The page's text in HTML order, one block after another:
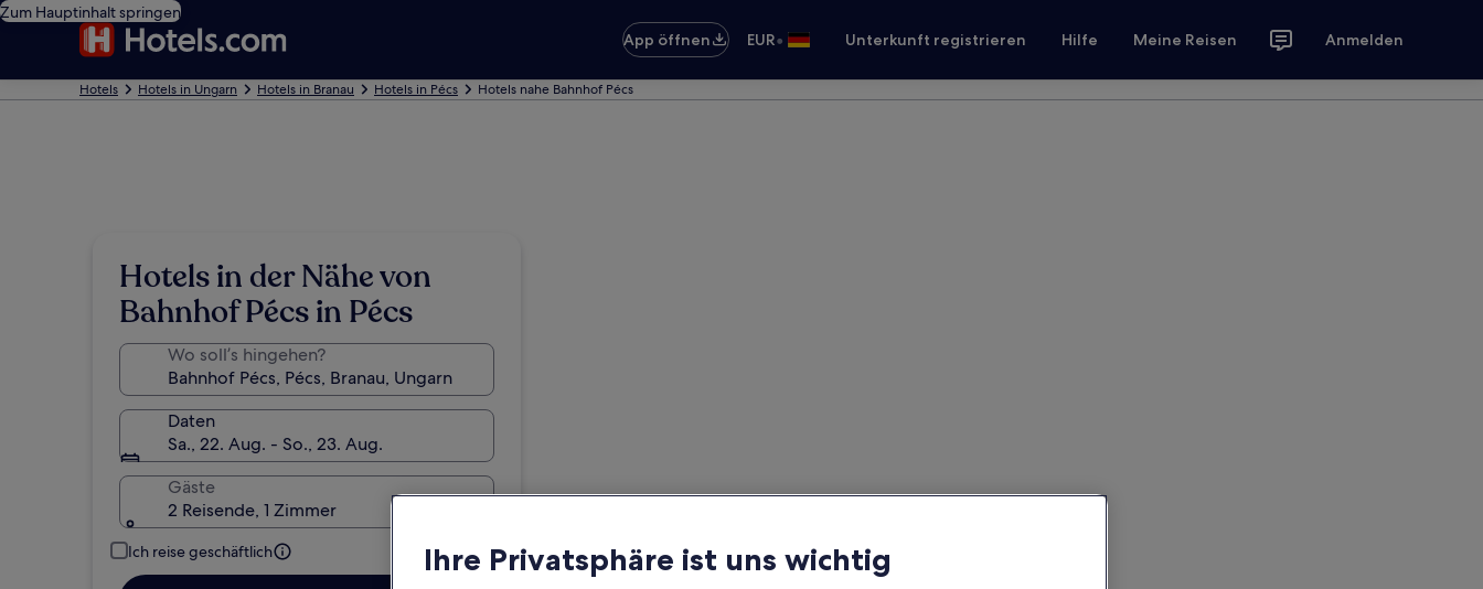
Zum Hauptinhalt springen
App öffnen
EUR• Unterkunft registrieren Hilfe Meine Reisen Anmelden
Hotels Hotels in Ungarn Hotels in Branau Hotels in Pécs Hotels nahe Bahnhof Pécs
Hotels in der Nähe von
Bahnhof Pécs in Pécs
Wo soll’s hingehen?
Daten
Sa., 22. Aug. - So., 23. Aug.
Gäste
2 Reisende, 1 Zimmer
Ich reise geschäftlich Ihre Privatsphäre ist uns wichtig